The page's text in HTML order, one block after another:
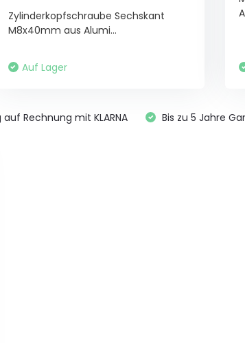
Zylinderkopfschraube Sechskant
M8x40mm aus Alumi...
Auf Lager
auf Rechnung mit KLARNA Bis zu 5 Jahre